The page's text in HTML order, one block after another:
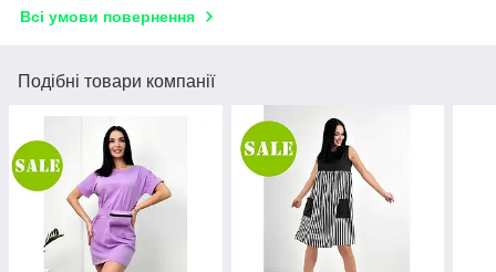
Всі умови повернення
Подібні товари компанії